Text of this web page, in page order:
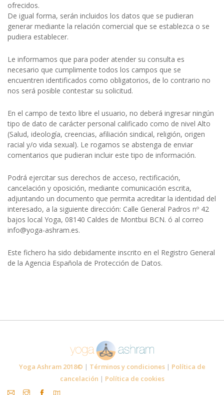
ofrecidos.
De igual forma, serán incluidos los datos que se pudieran
generar mediante la relación comercial que se establezca o se
pudiera establecer.
Le informamos que para poder atender su consulta es
necesario que cumplimente todos los campos que se
encuentren identificados como obligatorios, de lo contrario no
nos será posible contestar su solicitud.
En el campo de texto libre el usuario, no deberá ingresar ningún
tipo de dato de carácter personal calificado como de nivel Alto
(Salud, ideología, creencias, afiliación sindical, religión, origen
racial y/o vida sexual). Le rogamos se abstenga de enviar
comentarios que pudieran incluir este tipo de información.
Podrá ejercitar sus derechos de acceso, rectificación,
cancelación y oposición, mediante comunicación escrita,
adjuntando un documento que permita acreditar la identidad del
interesado, a la siguiente dirección: Calle General Padros nº 42
bajos local Yoga, 08140 Caldes de Montbui BCN. ó al correo
info@yoga-ashram.es.
Este fichero ha sido debidamente inscrito en el Registro General
de la Agencia Española de Protección de Datos.
Yoga Ashram 2018© | Términos y condiciones| Política de
cancelación | Política de cookies